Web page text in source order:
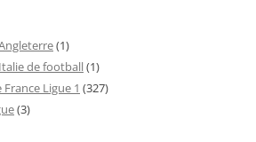
(1)
de football(1)
Ligue 1 (327)
(3)